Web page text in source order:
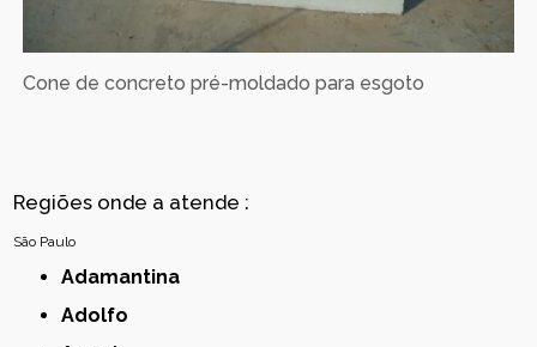
Cone de concreto pré-moldado para esgoto
Regiões onde a atende :
São Paulo
Adamantina
Adolfo